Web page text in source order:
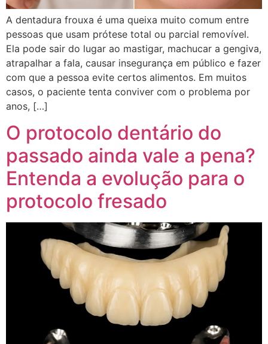
A dentadura frouxa é uma queixa muito comum entre
pessoas que usam prótese total ou parcial removível.
Ela pode sair do lugar ao mastigar, machucar a gengiva,
atrapalhar a fala, causar insegurança em público e fazer
com que a pessoa evite certos alimentos. Em muitos
casos, o paciente tenta conviver com o problema por
anos, […]
O protocolo dentário do
passado ainda vale a pena?
Entenda a evolução para o
protocolo fresado